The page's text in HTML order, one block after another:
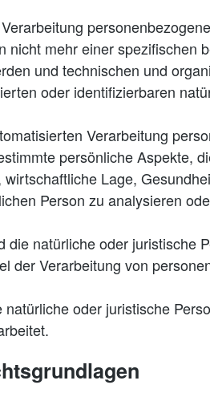
nicht mehr einer spezifischen
und technischen und
oder identifizierbaren
Verarbeitung
persönliche Aspekte,
Lage,
Person zu analysieren
die natürliche oder
der Verarbeitung von
natürliche oder juristische